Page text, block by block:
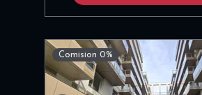
Comision 0%